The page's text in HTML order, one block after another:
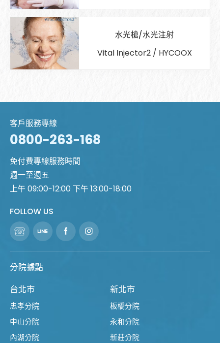
水光槍/水光注射
Vital Injector2 / HYCOOX
客戶服務專線
0800-263-168
免付費專線服務時間
週一至週五
上午 09:00-12:00 下午 13:00-18:00
FOLLOW US
分院據點
台北市
忠孝分院
中山分院
內湖分院
新北市
板橋分院
永和分院
新莊分院